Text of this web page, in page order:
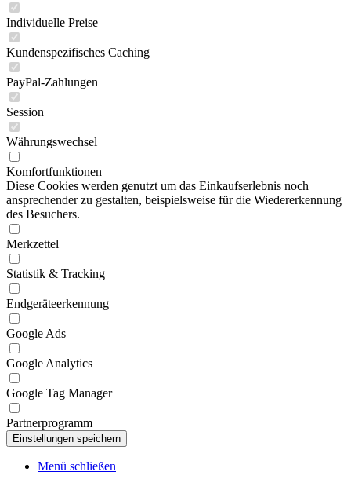
Individuelle Preise
Kundenspezifisches Caching
PayPal-Zahlungen
Session
Währungswechsel
Komfortfunktionen
Diese Cookies werden genutzt um das Einkaufserlebnis noch
ansprechender zu gestalten, beispielsweise für die Wiedererkennung
des Besuchers.
Merkzettel
Statistik & Tracking
Endgeräteerkennung
Google Ads
Google Analytics
Google Tag Manager
Partnerprogramm
Menü schließen